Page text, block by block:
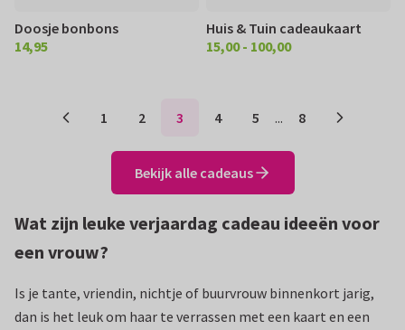
Doosje bonbons
€ 14,95
14,95
Huis & Tuin cadeaukaart
€ 15.00 100,00
15,00 - 100,00
1 2 3 4 5 ... 8
Bekijk alle cadeaus
Wat zijn leuke verjaardag cadeau ideeën voor
een vrouw?
Is je tante, vriendin, nichtje of buurvrouw binnenkort jarig,
dan is het leuk om haar te verrassen met een kaart en een